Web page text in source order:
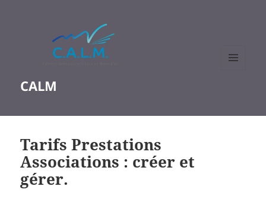
CALM
Tarifs Prestations
Associations : créer et
gérer.